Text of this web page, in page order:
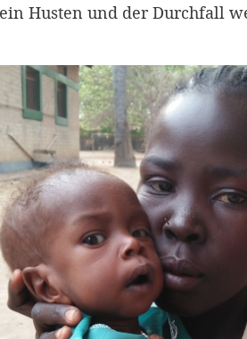
Husten und der Durchfall